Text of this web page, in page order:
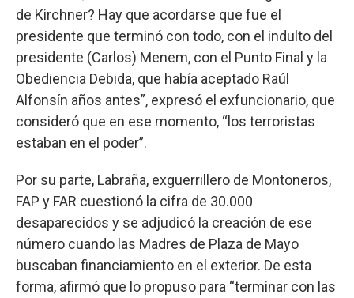
de Kirchner? Hay que acordarse que fue el
presidente que terminó con todo, con el indulto del
presidente (Carlos) Menem, con el Punto Final y la
Obediencia Debida, que había aceptado Raúl
Alfonsín años antes”, expresó el exfuncionario, que
consideró que en ese momento, “los terroristas
estaban en el poder”.
Por su parte, Labraña, exguerrillero de Montoneros,
FAP y FAR cuestionó la cifra de 30.000
desaparecidos y se adjudicó la creación de ese
número cuando las Madres de Plaza de Mayo
buscaban financiamiento en el exterior. De esta
forma, afirmó que lo propuso para “terminar con las